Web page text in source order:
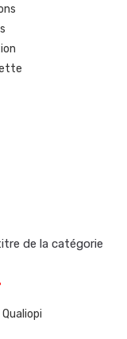
de la catégorie